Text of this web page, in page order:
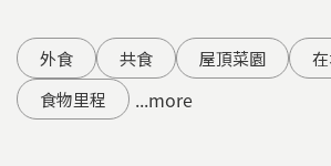
外食 共食 屋頂菜園
食物里程
...more